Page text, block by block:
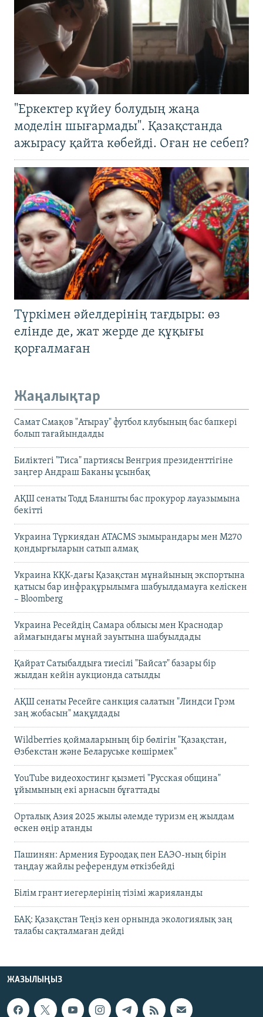
"Еркектер күйеу болудың жаңа
моделін шығармады". Қазақстанда
ажырасу қайта көбейді. Оған не себеп?
Түркімен әйелдерінің тағдыры: өз
елінде де, жат жерде де құқығы
қорғалмаған
Жаңалықтар
Самат Смақов "Атырау" футбол клубының бас бапкері
болып тағайындалды
Биліктегі "Тиса" партиясы Венгрия президенттігіне
заңгер Андраш Баканы ұсынбақ
АҚШ сенаты Тодд Бланшты бас прокурор лауазымына
бекітті
Украина Түркиядан ATACMS зымырандары мен M270
қондырғыларын сатып алмақ
Украина КҚК-дағы Қазақстан мұнайының экспортына
қатысы бар инфрақұрылымға шабуылдамауға келіскен
– Bloomberg
Украина Ресейдің Самара облысы мен Краснодар
аймағындағы мұнай зауытына шабуылдады
Қайрат Сатыбалдыға тиесілі "Байсат" базары бір
жылдан кейін аукционда сатылды
АҚШ сенаты Ресейге санкция салатын "Линдси Грэм
заң жобасын" мақұлдады
Wildberries қоймаларының бір бөлігін "Қазақстан,
Өзбекстан және Беларуське көшірмек"
YouTube видеохостинг қызметі "Русская община"
ұйымының екі арнасын бұғаттады
Орталық Азия 2025 жылы әлемде туризм ең жылдам
өскен өңір атанды
Пашинян: Армения Еуроодақ пен ЕАЭО-ның бірін
таңдау жайлы референдум өткізбейді
Білім грант иегерлерінің тізімі жарияланды
БАҚ: Қазақстан Теңіз кен орнында экологиялық заң
талабы сақталмаған дейді
ЖАЗЫЛЫҢЫЗ